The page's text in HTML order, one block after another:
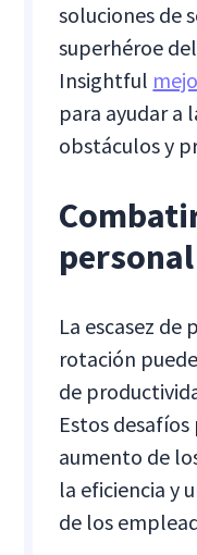
soluciones de
superhéroe
Insightful
para ayudar a
obstáculos y
La escasez de
rotación
de
Estos
aumento de
la eficiencia y
de los